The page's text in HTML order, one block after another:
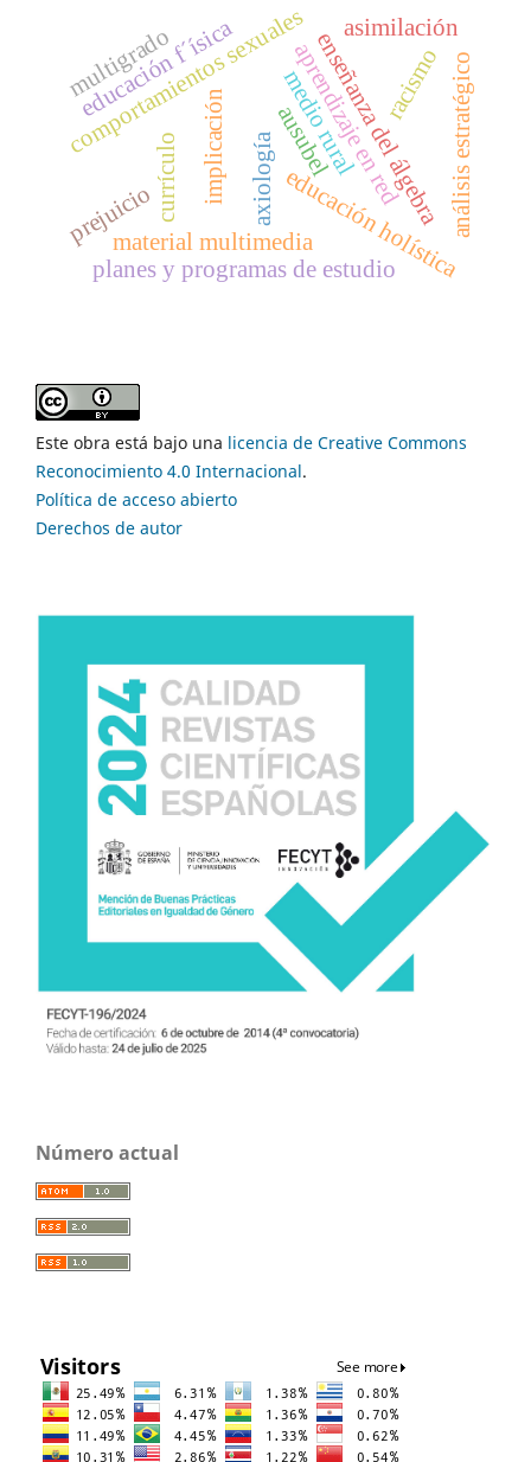
currículo implicación axiología
material multimedia
enseñanza del álgebra
comportamientos sexuales
educación holísticaanálisis estratégico
planes y programas de estudio
aprendizaje en red
educación f´ísica asimilación
racismo
prejuicio
ausubel
medio rural
multigrado
Este obra está bajo una licencia de Creative Commons
Reconocimiento 4.0 Internacional.
Política de acceso abierto
Derechos de autor
Número actual